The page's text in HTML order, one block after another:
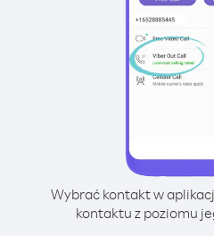
Wybrać kontakt w
kontaktu z poziomu